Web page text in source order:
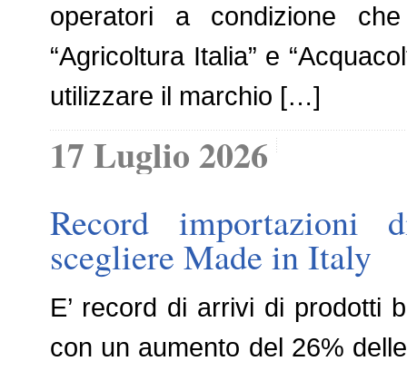
operatori a condizione
“Agricoltura Italia” e
utilizzare il marchio […]
17 Luglio 2026
Record importazioni
scegliere Made in Italy
E’ record di arrivi di prodotti
con un aumento del 26%